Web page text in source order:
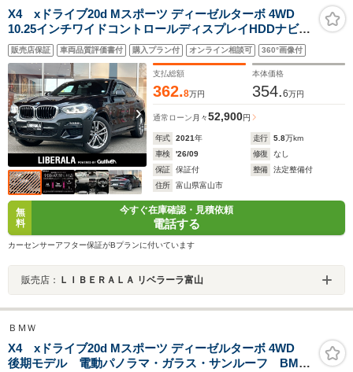
X4 xドライブ20d Mスポーツ ディーゼルターボ 4WD
10.25インチワイドコントロールディスプレイHDDナビ
バックカメラ 全周囲カメラ ヘッドアップディスプレ
イ レザーシート シートヒーター ドライビングアシスト
プラス アクティブクルーズコントロール 禁煙車
販売店保証 車両品質評価書付 購入プラン付 オンライン相談可 360°画像付
支払総額
362.8万円
本体価格
354.6万円
通常ローン 月々52,900円
年式 2021年 走行 5.8万km
車検
'26/09 修復
なし
保証
保証付 整備
法定整備付
住所
富山県富山市
無
料
今すぐ在庫確認・見積依頼
電話する
カーセンサーアフター保証がBプランに付いています
販売店： ＬＩＢＥＲＡＬＡ リベラーラ富山
ＢＭＷ
X4 xドライブ20d Mスポーツ ディーゼルターボ 4WD
後期モデル 電動パノラマ・ガラス・サンルーフ BMW